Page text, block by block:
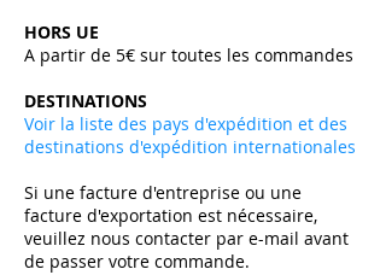
HORS UE
A partir de 5€ sur toutes les commandes ​
DESTINATIONS
Voir la liste des pays d'expédition et des
destinations d'expédition internationales
Si une facture d'entreprise ou une
facture d'exportation est nécessaire,
veuillez nous contacter par e-mail avant
de passer votre commande.